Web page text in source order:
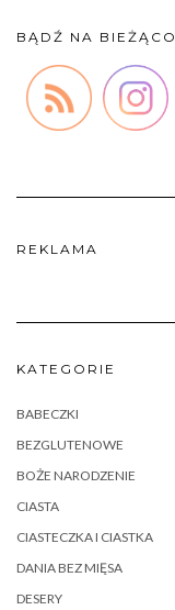
BĄDŹ NA BIEŻĄCO
REKLAMA
KATEGORIE
BABECZKI
BEZGLUTENOWE
BOŻE NARODZENIE
CIASTA
CIASTECZKA I CIASTKA
DANIA BEZ MIĘSA
DESERY